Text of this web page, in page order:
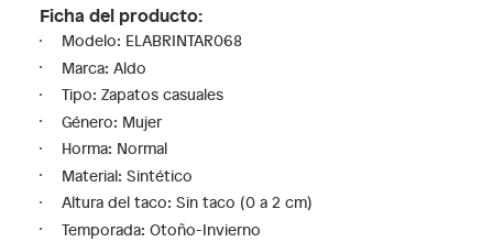
Ficha del producto:
Modelo: ELABRINTAR068
Marca: Aldo
Tipo: Zapatos casuales
Género: Mujer
Horma: Normal
Material: Sintético
Altura del taco: Sin taco (0 a 2 cm)
Temporada: Otoño-Invierno